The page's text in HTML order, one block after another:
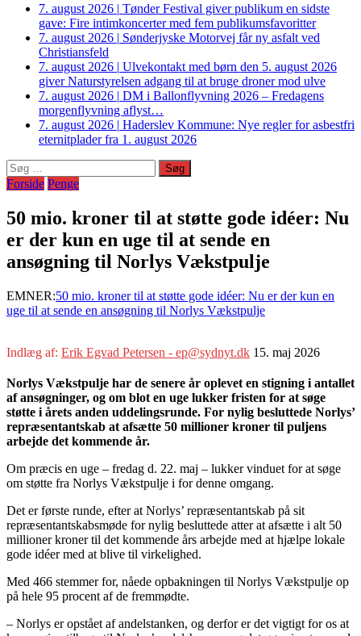
7. august 2026 | Tønder Festival giver publikum en sidste
gave: Fire intimkoncerter med fem publikumsfavoritter
7. august 2026 | Sønderjyske Motorvej får ny asfalt ved
Christiansfeld
7. august 2026 | Ulvekontakt med børn den 5. august 2026
giver Naturstyrelsen adgang til at bruge droner mod ulve
7. august 2026 | DM i Ballonflyvning 2026 – Fredagens
morgenflyvning aflyst…
7. august 2026 | Haderslev Kommune: Nye regler for asbestfri
eternitplader fra 1. august 2026
Søg
efter:
Forside Penge
50 mio. kroner til at støtte gode idéer: Nu
er der kun en uge til at sende en
ansøgning til Norlys Vækstpulje
EMNER:50 mio. kroner til at støtte gode idéer: Nu er der kun en
uge til at sende en ansøgning til Norlys Vækstpulje
Indlæg af: Erik Egvad Petersen - ep@sydnyt.dk 15. maj 2026
Norlys Vækstpulje har de senere år oplevet en stigning i antallet
af ansøgninger, og om blot en uge lukker fristen for at søge
støtte i årets anden uddelingsrunde. For nylig besluttede Norlys’
repræsentantskab at afsætte 50 millioner kroner til puljens
arbejde det kommende år.
Om præcis en uge – fredag d. 22. maj – lukker vinduet for at søge
om støtte fra Norlys Vækstpulje i for denne omgang.
Det er første runde, efter at Norlys’ repræsentantskab på sit
repræsentantskabsmøde for nylig besluttede atter at afsætte i alt 50
millioner kroner til det kommende års arbejde med at hjælpe lokale
gode idéer med at blive til virkelighed.
Med 466 stemmer for, nåede opbakningen til Norlys Vækstpulje op
på hele 95 procent af de fremmødte.
– Norlys er opstået af andelstanken, og derfor er det vigtigt for os at